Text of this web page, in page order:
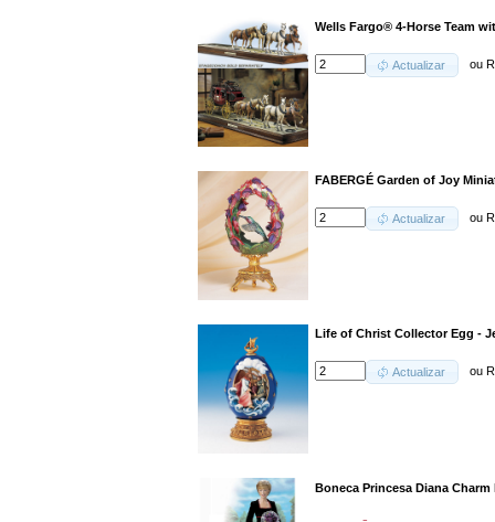
Wells Fargo® 4-Horse Team
Actualizar ou
FABERGÉ Garden of Joy
Actualizar ou
Life of Christ Collector Egg -
Actualizar ou
Boneca Princesa Diana Charm